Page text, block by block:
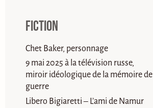
Fiction
Chet Baker, personnage
9 mai 2025 à la télévision russe,
miroir idéologique de la mémoire de
guerre
Libero Bigiaretti – L’ami de Namur